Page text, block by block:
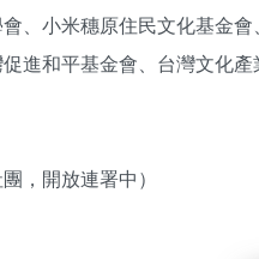
、小米穗原住民文化基金
進和平基金會、台灣文化
，開放連署中）